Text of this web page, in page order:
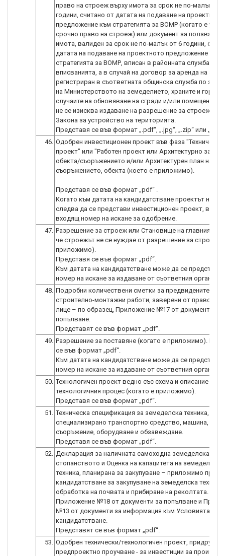
право на строеж върху имота за срок не по-малък от
години, считано от датата на подаване на проектното
предложение към стратегията за ВОМР (когато е
срочно право на строеж) или документ за ползване
имота, валиден за срок не по-малък от 6 години,
датата на подаване на проектното предложение към
стратегията за ВОМР, вписан в районната служба по
вписванията, а в случай на договор за аренда на земя
регистриран в съответната общинска служба по
на Министерството на земеделието, храните и
случаите на обновяване на сгради и/или помещения,
не се изисква издаване на разрешение за строеж,
Закона за устройство на територията.
46. Одобрен инвестиционен проект във фаза "Технически
проект" или "Работен проект или Архитектурно
обекта/съоръжението и/или Архитектурен план на
съоръжението, обекта (което е приложимо).
Представя се във формат „pdf“ .
Когато към датата на кандидатстване проектът не е
следва да се представи инвестиционен проект,
47. Разрешение за строеж или Становище на главния
че строежът не се нуждае от разрешение за строеж
приложимо).
Представя се във формат „pdf“.
Към датата на кандидатстване може да се представи
48. Подробни количествени сметки за предвидените
строително-монтажни работи, заверени от
лице – по образец, Приложение №17 от документи за
попълване.
49. Разрешение за поставяне (когато е приложимо).
се във формат „pdf“.
Към датата на кандидатстване може да се представи
50. Технологичен проект ведно със схема и описание на
технологичния процес (когато е приложимо).
51. Техническа спецификация за земеделска техника,
специализирано транспортно средство, машина,
съоръжение, оборудване и обзавеждане.
52. Декларация за наличната самоходна земеделска
стопанството и Оценка на капацитета на
техника, планирана за закупуване – приложимо при
кандидатстване за закупуване на земеделска техника
обработка на почвата и прибиране на реколтата. (по
Приложение №18 от документи за попълване и
№13 от документи за информация към Условията за
кандидатстване.
53. Одобрен технически/технологичен проект, придружен
предпроектно проучване - за инвестиции за